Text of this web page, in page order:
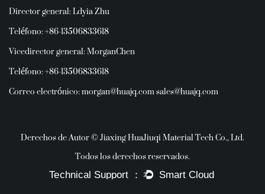
Director general: Ldyia Zhu
Teléfono: +86-13506833618
Vicedirector general: MorganChen
Teléfono: +86-13506833618
Correo electrónico:morgan@huajq.comsales@huajq.com
Derechos de Autor © Jiaxing HuaJiuqi Material Tech Co., Ltd.
Todos los derechos reservados.